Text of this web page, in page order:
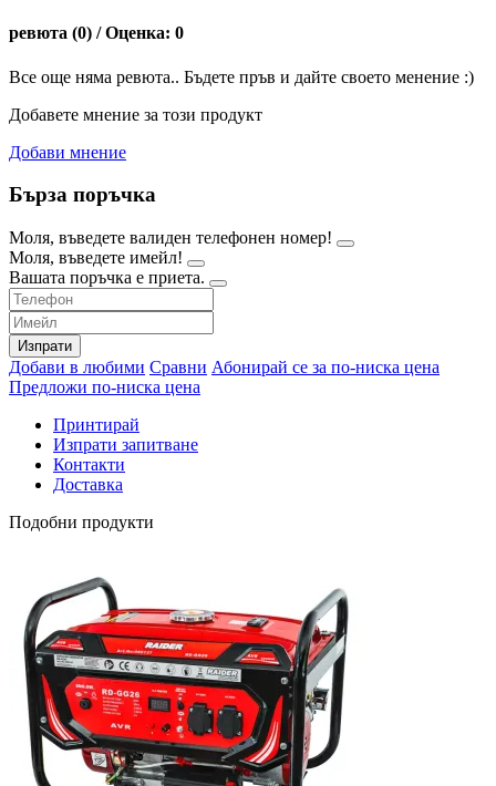
ревюта (0) / Оценка: 0
Все още няма ревюта.. Бъдете пръв и дайте своето менение :)
Добавете мнение за този продукт
Добави мнение
Бърза поръчка
Моля, въведете валиден телефонен номер!
Моля, въведете имейл!
Вашата поръчка е приета.
Изпрати
Добави в любими Сравни Абонирай се за по-ниска цена
Предложи по-ниска цена
Принтирай
Изпрати запитване
Контакти
Доставка
Подобни продукти